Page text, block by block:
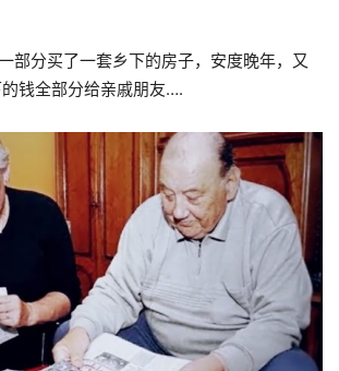
部分买了一套乡下的房子，安度晚年，又
钱全部分给亲戚朋友….